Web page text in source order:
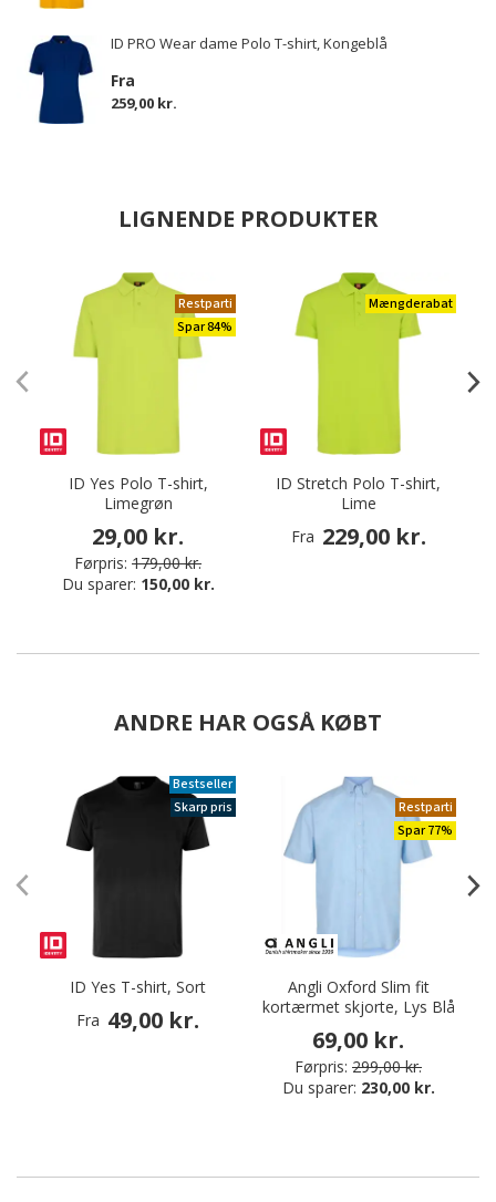
ID PRO Wear dame Polo T-shirt, Kongeblå
Fra
259,00 kr.
LIGNENDE PRODUKTER
Restparti
Spar 84%
ID Yes Polo T-shirt,
Limegrøn
29,00 kr.
Førpris: 179,00 kr.
Du sparer: 150,00 kr.
Mængderabat
ID Stretch Polo T-shirt,
Lime
Fra 229,00 kr.
ANDRE HAR OGSÅ KØBT
Bestseller
Skarp pris
ID Yes T-shirt, Sort
Fra 49,00 kr.
Restparti
Spar 77%
Angli Oxford Slim fit
kortærmet skjorte, Lys Blå
69,00 kr.
Førpris: 299,00 kr.
Du sparer: 230,00 kr.